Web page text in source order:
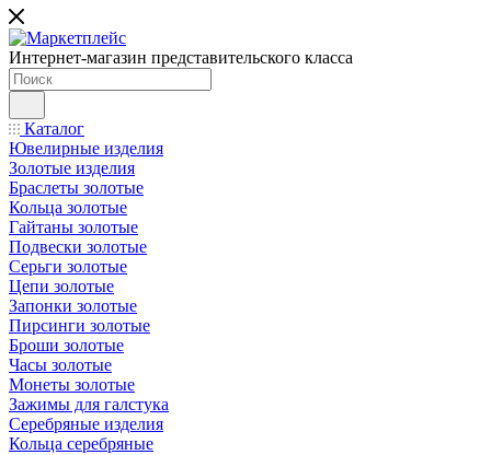
Интернет-магазин представительского класса
Каталог
Ювелирные изделия
Золотые изделия
Браслеты золотые
Кольца золотые
Гайтаны золотые
Подвески золотые
Серьги золотые
Цепи золотые
Запонки золотые
Пирсинги золотые
Броши золотые
Часы золотые
Монеты золотые
Зажимы для галстука
Серебряные изделия
Кольца серебряные